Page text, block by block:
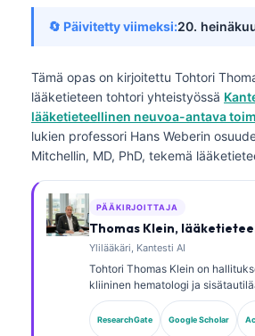
🔄 Päivitetty viimeksi:20.
Tämä opas on kirjoitettu Tohtori
lääketieteen tohtori yhteistyössä
lääketieteellinen neuvoa-antava
lukien professori Hans Weberin
Mitchellin, MD, PhD, tekemä
PÄÄKIRJOITTAJA
Thomas Klein,
Ylilääkäri, Kantesti AI
Tohtori Thomas Klein on
kliininen hematologi ja
vuoden kokemus
tekoälyavusteisesta kliinisestä
Lääketieteellisena johtajana
ResearchGate Google Scholar